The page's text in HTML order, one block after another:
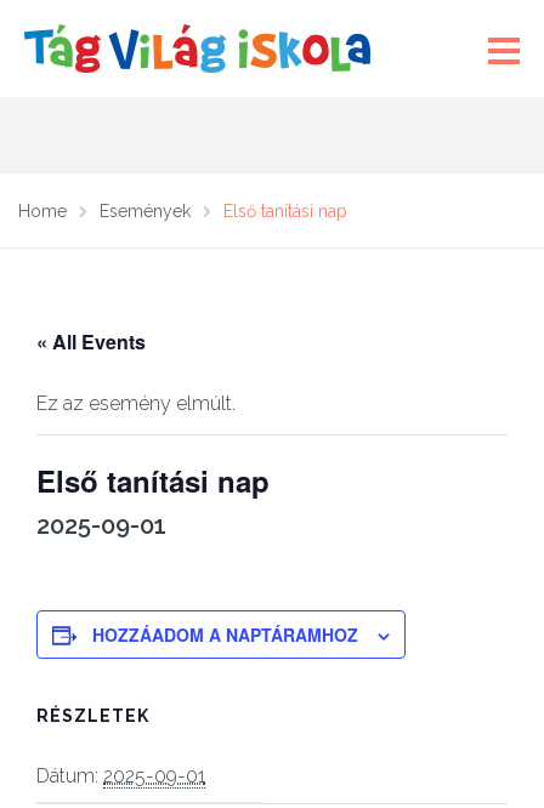
Home Események Első tanítási nap
« All Events
Ez az esemény elmúlt.
Első tanítási nap
2025-09-01
HOZZÁADOM A NAPTÁRAMHOZ
RÉSZLETEK
Dátum: 2025-09-01